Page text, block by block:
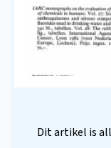
Dit artikel is